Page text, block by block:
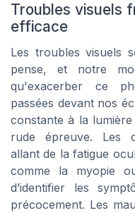
Troubles visuels
efficace
Les troubles visuels
pense, et notre
qu'exacerber ce
passées devant nos
constante à la
rude épreuve. Les
allant de la fatigue
comme la myopie
d’identifier les
précocement. Les